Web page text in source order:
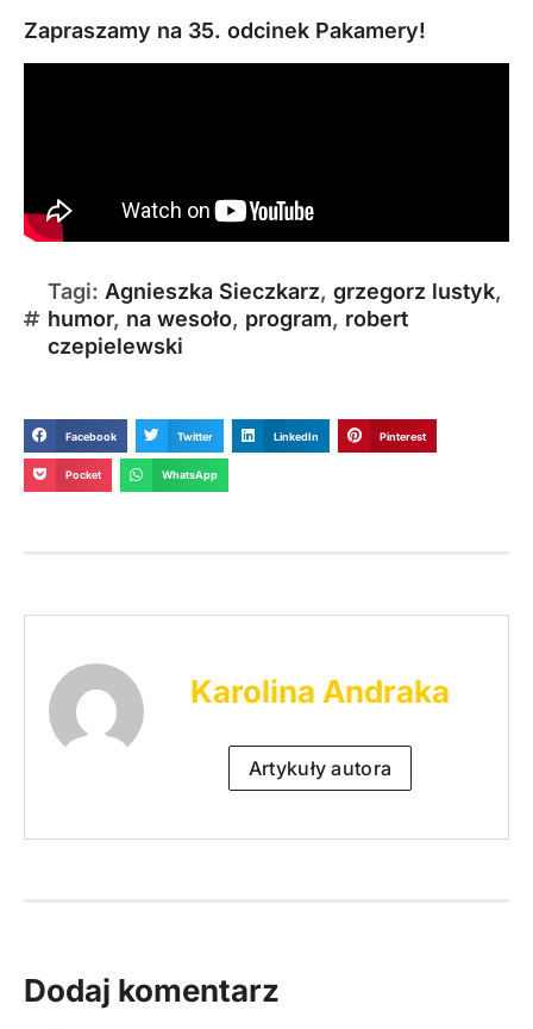
Zapraszamy na 35. odcinek Pakamery!
Tagi: Agnieszka Sieczkarz, grzegorz lustyk,
humor, na wesoło, program, robert
czepielewski
Facebook Twitter LinkedIn Pinterest
Pocket WhatsApp
Karolina Andraka
Artykuły autora
Dodaj komentarz